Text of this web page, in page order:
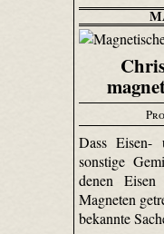
Dass Eisen-
sonstige
denen
Magneten
bekannte